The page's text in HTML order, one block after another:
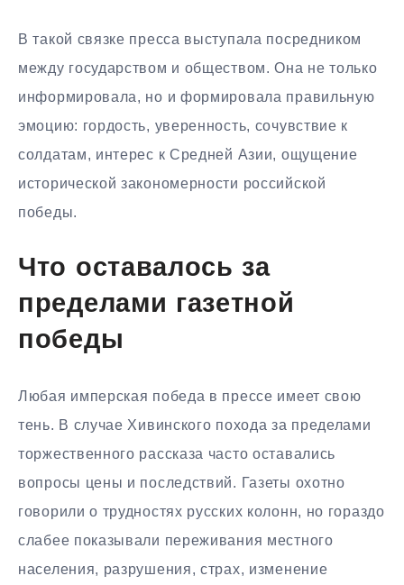
В такой связке пресса выступала посредником
между государством и обществом. Она не только
информировала, но и формировала правильную
эмоцию: гордость, уверенность, сочувствие к
солдатам, интерес к Средней Азии, ощущение
исторической закономерности российской
победы.
Что оставалось за
пределами газетной
победы
Любая имперская победа в прессе имеет свою
тень. В случае Хивинского похода за пределами
торжественного рассказа часто оставались
вопросы цены и последствий. Газеты охотно
говорили о трудностях русских колонн, но гораздо
слабее показывали переживания местного
населения, разрушения, страх, изменение